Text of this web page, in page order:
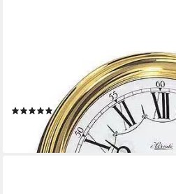
Wanduhr Pendeluhr Messing
Modell: 60992-002214
(3)
189,00 €
lieferbar - in 3-4 Werktagen bei dir